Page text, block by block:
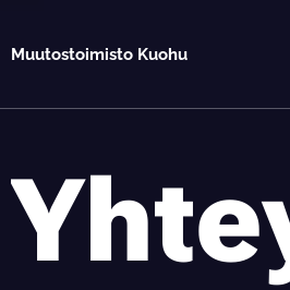
Muutostoimisto Kuohu